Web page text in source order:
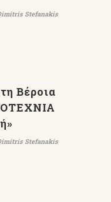
Stefanakis
Βέροια
Stefanakis